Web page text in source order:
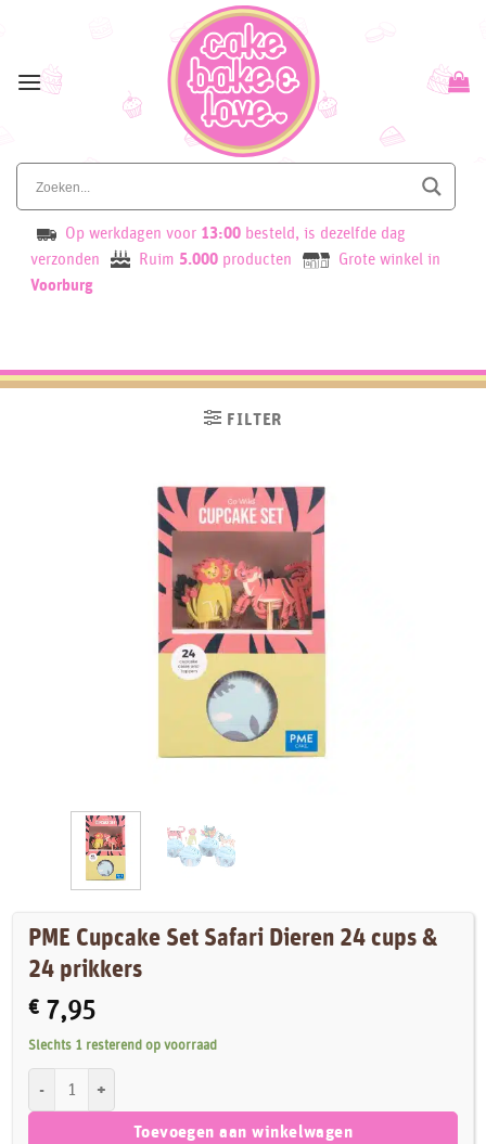
content
Op werkdagen voor 13:00 besteld, is dezelfde dag
verzonden
Ruim 5.000 producten
Grote winkel in
Voorburg
FILTER
PME Cupcake Set Safari Dieren 24 cups &
24 prikkers
€ 7,95
Slechts 1 resterend op voorraad
Toevoegen aan winkelwagen